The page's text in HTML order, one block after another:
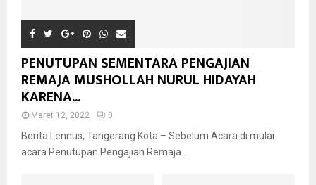
PENUTUPAN SEMENTARA PENGAJIAN
REMAJA MUSHOLLAH NURUL HIDAYAH
KARENA...
Maret 12, 2022 0
Berita Lennus, Tangerang Kota – Sebelum Acara di mulai
acara Penutupan Pengajian Remaja...